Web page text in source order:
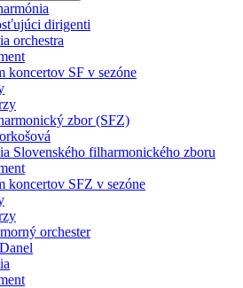
dirigenti
orchestra
koncertov SF v sezóne
zbor (SFZ)
Slovenského filharmonického zboru
koncertov SFZ v sezóne
orchester